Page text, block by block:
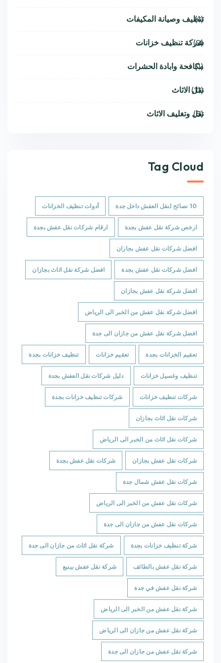
تنظيف وصيانة المكيفات
(1)
شركة تنظيف خزانات
(9)
مكافحة وابادة الحشرات
(1)
نقل الاثاث
(11)
نقل وتغليف الاثاث
(6)
Tag Cloud
10 نصائح لنقل العفش داخل جدة أدوات تنظيف الخزانات
ارخص شركة نقل عفش بجدة ارقام شركات نقل عفش بجدة
افضل شركات نقل عفش بجازان
افضل شركات نقل عفش بجدة افضل شركة نقل اثاث بجازان
افضل شركة نقل عفش بجازان
افضل شركة نقل عفش من الخبر الى الرياض
افضل شركة نقل عفش من جازان الى جدة
تعقيم الخزانات بجدة تعقيم خزانات تنظيف خزانات بجدة
تنظيف وغسيل خزانات دليل شركات نقل العفش بجدة
شركات تنظيف خزانات شركات تنظيف خزانات بجدة
شركات نقل اثاث بجازان
شركات نقل اثاث من الخبر الى الرياض
شركات نقل عفش بجازان شركات نقل عفش بجدة
شركات نقل عفش شمال جدة
شركات نقل عفش من الخبر الى الرياض
شركات نقل عفش من جازان الى جدة
شركة تنظيف خزانات بجدة شركة نقل اثاث من جازان الى جدة
شركة نقل عفش بالطائف شركة نقل عفش بينبع
شركة نقل عفش في جدة
شركة نقل عفش من الخبر الى الرياض
شركة نقل عفش من جازان الى الرياض
شركة نقل عفش من جازان الى جدة